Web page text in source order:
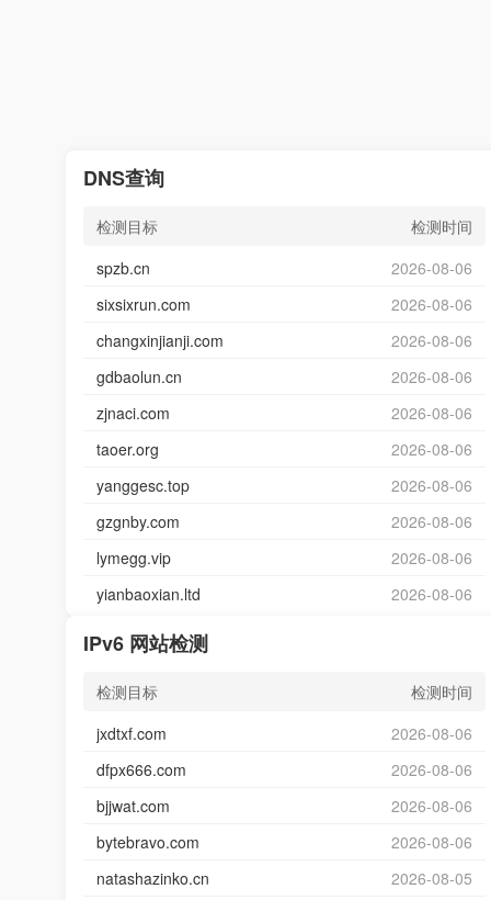
DNS查询
检测目标
检测时间
spzb.cn
2026-08-06
sixsixrun.com
2026-08-06
changxinjianji.com
2026-08-06
gdbaolun.cn
2026-08-06
zjnaci.com
2026-08-06
taoer.org
2026-08-06
yanggesc.top
2026-08-06
gzgnby.com
2026-08-06
lymegg.vip
2026-08-06
yianbaoxian.ltd
2026-08-06
IPv6 网站检测
检测目标
检测时间
jxdtxf.com
2026-08-06
dfpx666.com
2026-08-06
bjjwat.com
2026-08-06
bytebravo.com
2026-08-06
natashazinko.cn
2026-08-05